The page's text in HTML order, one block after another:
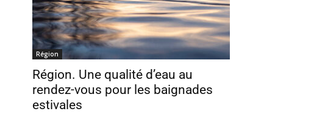
Région
Région. Une qualité d’eau au
rendez-vous pour les baignades
estivales